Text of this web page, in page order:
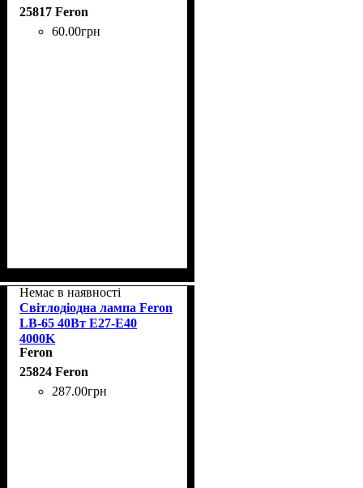
25817 Feron
60.00грн
Немає в наявності
Світлодіодна лампа Feron
LB-65 40Вт E27-E40
4000K
Feron
25824 Feron
287.00грн